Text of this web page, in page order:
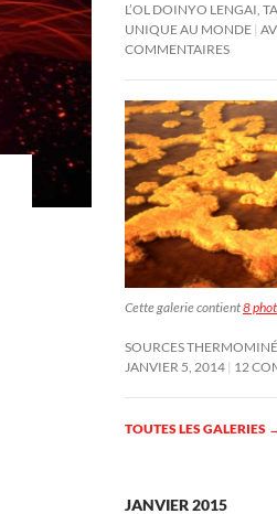
L’OL DOINYO LENGAI,
UNIQUE AU MONDE
COMMENTAIRES
Cette galerie contient8
SOURCES
JANVIER 5, 2014 12
TOUTES LES GALERIES
JANVIER 2015